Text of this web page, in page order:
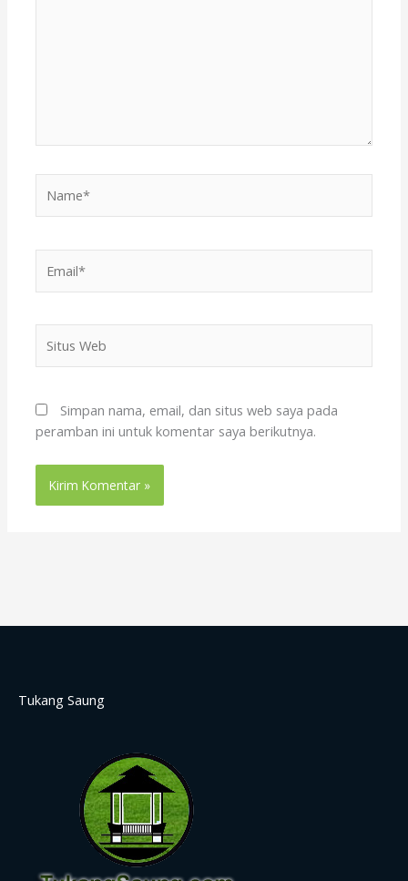
Web
Simpan nama, email, dan situs web saya pada
peramban ini untuk komentar saya berikutnya.
Tukang Saung